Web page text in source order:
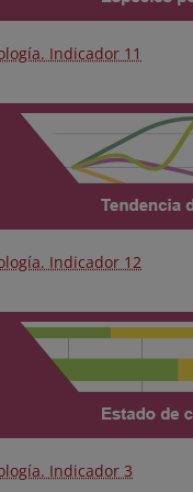
Indicador 11
Indicador 12
Indicador 3